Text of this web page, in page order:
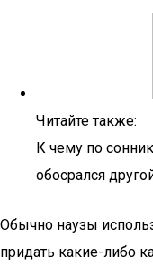
Читайте также:
К чему по
обосрался
Обычно наузы
придать какие-либо